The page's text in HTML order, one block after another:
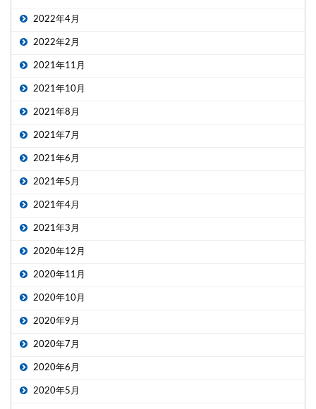
2022年4月
2022年2月
2021年11月
2021年10月
2021年8月
2021年7月
2021年6月
2021年5月
2021年4月
2021年3月
2020年12月
2020年11月
2020年10月
2020年9月
2020年7月
2020年6月
2020年5月